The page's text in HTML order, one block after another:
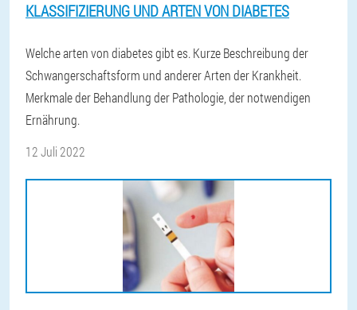
KLASSIFIZIERUNG UND ARTEN VON DIABETES
Welche arten von diabetes gibt es. Kurze Beschreibung der
Schwangerschaftsform und anderer Arten der Krankheit.
Merkmale der Behandlung der Pathologie, der notwendigen
Ernährung.
12 Juli 2022